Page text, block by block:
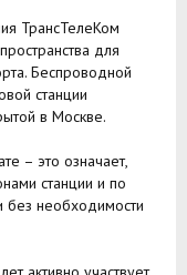
ТрансТелеКом
для
Беспроводной
станции
в Москве.
– это означает,
станции и по
без необходимости